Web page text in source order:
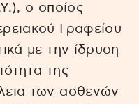
ο οποίος
Γραφείου
με την ίδρυση
της
των ασθενών